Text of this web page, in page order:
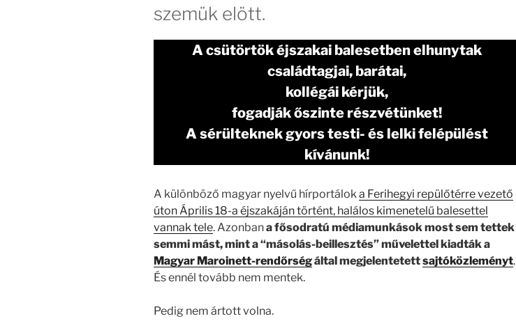
szemük elött.
A csütörtök éjszakai balesetben elhunytak
családtagjai, barátai,
kollégái kérjük,
fogadják őszinte részvétünket!
A sérülteknek gyors testi- és lelki felépülést
kívánunk!
A különböző magyar nyelvű hírportáloka Ferihegyi repülőtérre vezető
úton Április 18-a éjszakáján történt, halálos kimenetelű balesettel
vannak tele. Azonbana fősodratú médiamunkások most sem tettek
semmi mást, mint a “másolás-beillesztés” művelettel kiadták a
Magyar Maroinett-rendőrségáltal megjelentetettsajtóközleményt.
És ennél tovább nem mentek.
Pedig nem ártott volna.